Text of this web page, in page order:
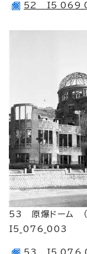
52
53 原爆ドーム （
I5_076_003
53